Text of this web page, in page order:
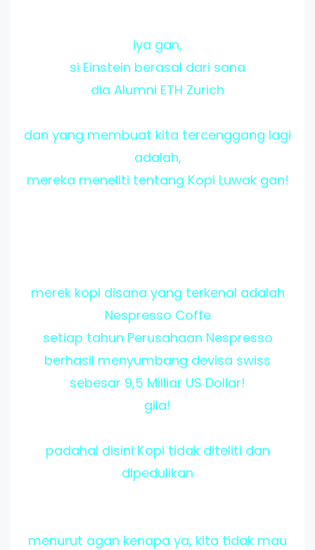
iya gan,
si Einstein berasal dari sana
dia Alumni ETH Zurich
dan yang membuat kita tercenggang lagi
adalah,
mereka meneliti tentang Kopi Luwak gan!
merek kopi disana yang terkenal adalah
Nespresso Coffe
setiap tahun Perusahaan Nespresso
berhasil menyumbang devisa swiss
sebesar 9,5 Milliar US Dollar!
gila!
padahal disini Kopi tidak diteliti dan
dipedulikan
menurut agan kenapa ya, kita tidak mau